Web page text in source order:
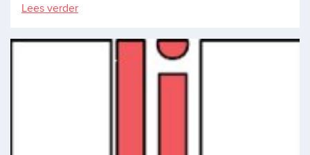
Lees verder